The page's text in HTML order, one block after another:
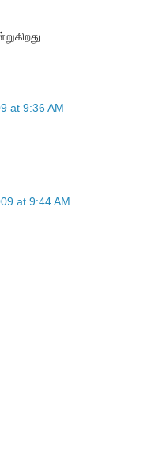
at 9:36 AM
at 9:44 AM